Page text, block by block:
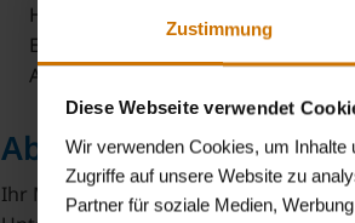
Zustimmung
Diese Webseite verwendet
Wir verwenden Cookies, um Inhalte
Zugriffe auf unsere Website zu
Partner für soziale Medien,
Höchstsatz für das
Existenzgründerinnen erfolgt eine
Auswertung) durch einen
Ablauf der Zahlungen
Ihr Mutterschaftsgeld wird in der